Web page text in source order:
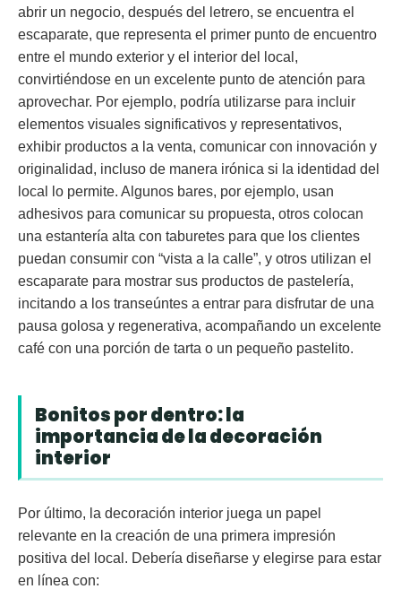
abrir un negocio, después del letrero, se encuentra el
escaparate, que representa el primer punto de encuentro
entre el mundo exterior y el interior del local,
convirtiéndose en un excelente punto de atención para
aprovechar. Por ejemplo, podría utilizarse para incluir
elementos visuales significativos y representativos,
exhibir productos a la venta, comunicar con innovación y
originalidad, incluso de manera irónica si la identidad del
local lo permite. Algunos bares, por ejemplo, usan
adhesivos para comunicar su propuesta, otros colocan
una estantería alta con taburetes para que los clientes
puedan consumir con “vista a la calle”, y otros utilizan el
escaparate para mostrar sus productos de pastelería,
incitando a los transeúntes a entrar para disfrutar de una
pausa golosa y regenerativa, acompañando un excelente
café con una porción de tarta o un pequeño pastelito.
Bonitos por dentro: la
importancia de la decoración
interior
Por último, la decoración interior juega un papel
relevante en la creación de una primera impresión
positiva del local. Debería diseñarse y elegirse para estar
en línea con: